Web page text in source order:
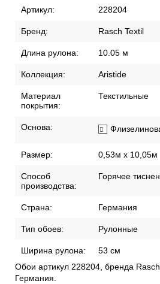
Артикул: 228204
Бренд: Rasch Textil
Длина рулона: 10.05 м
Коллекция: Aristide
Материал
покрытия:
Текстильные
Основа:
Размер: 0,53м x 10,05м
Способ
производства:
Горячее
Страна: Германия
Тип обоев: Рулонные
Ширина рулона:
53 см
Обои артикул 228204, бренда
Германия.